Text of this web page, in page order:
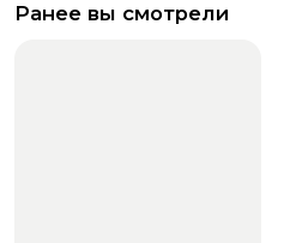
Ранее вы смотрели